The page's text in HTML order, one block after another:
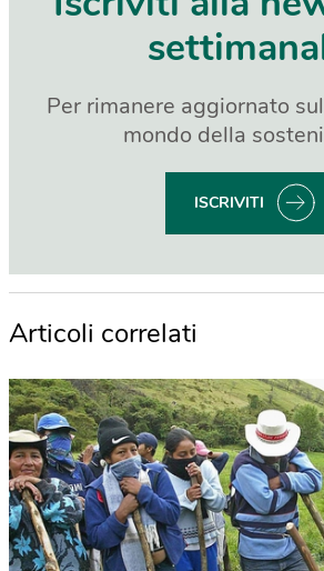
Per rimanere aggiornato
mondo della
ISCRIVITI
Articoli correlati